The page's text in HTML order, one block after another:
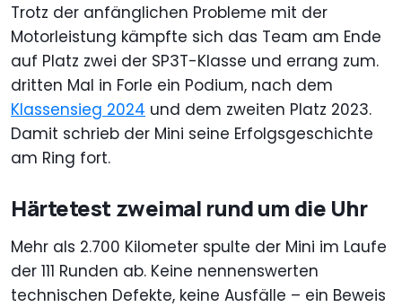
Trotz der anfänglichen Probleme mit der
Motorleistung kämpfte sich das Team am Ende
auf Platz zwei der SP3T-Klasse und errang zum.
dritten Mal in Forle ein Podium, nach dem
Klassensieg 2024 und dem zweiten Platz 2023.
Damit schrieb der Mini seine Erfolgsgeschichte
am Ring fort.
Härtetest zweimal rund um die Uhr
Mehr als 2.700 Kilometer spulte der Mini im Laufe
der 111 Runden ab. Keine nennenswerten
technischen Defekte, keine Ausfälle – ein Beweis